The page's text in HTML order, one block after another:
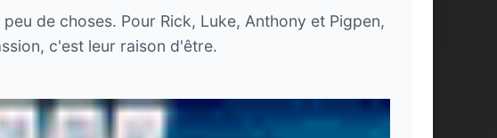
de choses. Pour Rick, Luke, Anthony et Pigpen,
c'est leur raison d'être.